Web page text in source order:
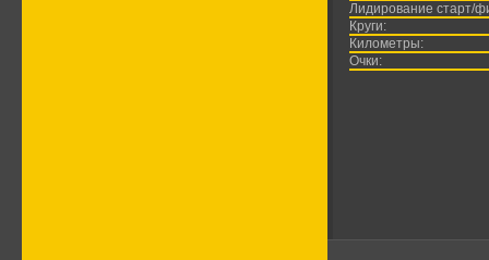
Лидирование старт/
Круги:
Километры:
Очки: